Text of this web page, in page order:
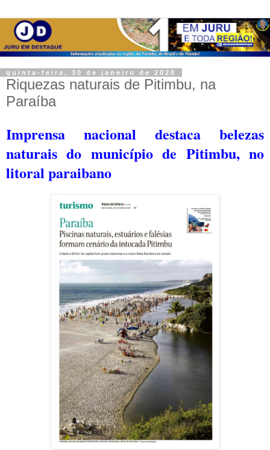
quinta-feira, 30 de janeiro de 2020
Riquezas naturais de Pitimbu, na
Paraíba
Imprensa nacional destaca belezas
naturais do município de Pitimbu, no
litoral paraibano